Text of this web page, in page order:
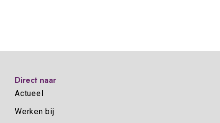
Direct naar
Actueel
Werken bij